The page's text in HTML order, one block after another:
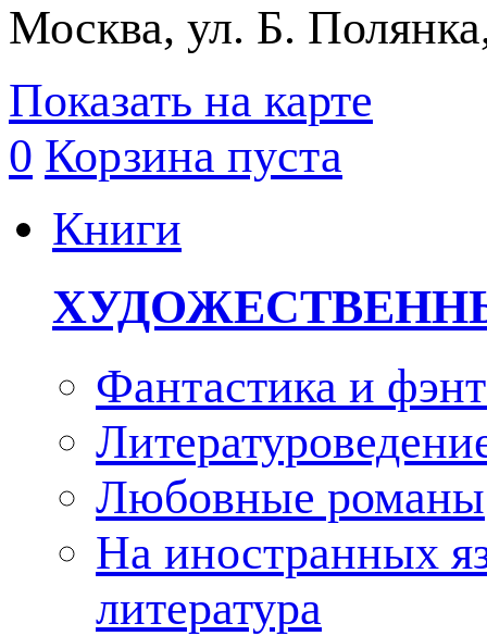
Москва, ул. Б.
Показать на карте
0 Корзина пуста
Книги
Фантастика и
Любовные романы
На иностранных
литература